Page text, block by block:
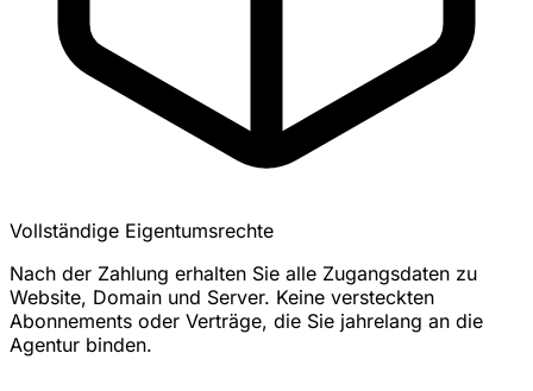
Vollständige Eigentumsrechte
Nach der Zahlung erhalten Sie alle Zugangsdaten zu
Website, Domain und Server. Keine versteckten
Abonnements oder Verträge, die Sie jahrelang an die
Agentur binden.